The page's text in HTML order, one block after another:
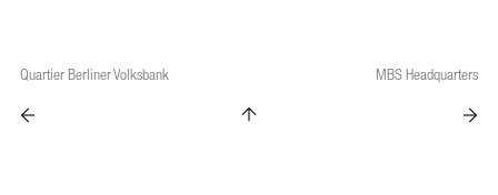
Quartier Berliner Volksbank MBS Headquarters